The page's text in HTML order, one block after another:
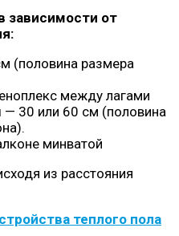
зависимости от
(половина размера
30 или 60 см (половина
из расстояния
теплого пола